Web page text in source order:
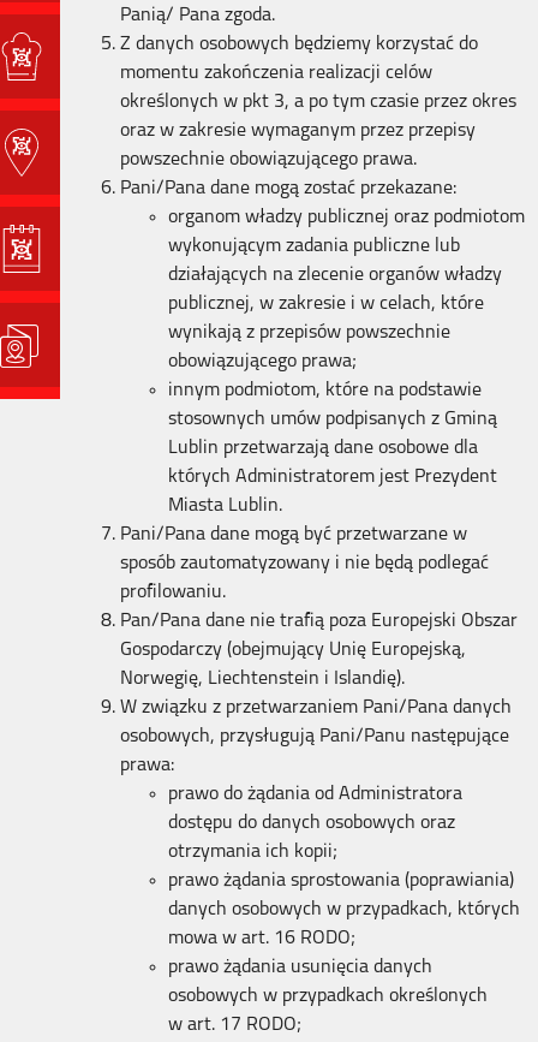
Panią/ Pana zgoda.
Z danych osobowych będziemy korzystać do
momentu zakończenia realizacji celów
określonych w pkt 3, a po tym czasie przez okres
oraz w zakresie wymaganym przez przepisy
powszechnie obowiązującego prawa.
Pani/Pana dane mogą zostać przekazane:
organom władzy publicznej oraz podmiotom
wykonującym zadania publiczne lub
działających na zlecenie organów władzy
publicznej, w zakresie i w celach, które
wynikają z przepisów powszechnie
obowiązującego prawa;
innym podmiotom, które na podstawie
stosownych umów podpisanych z Gminą
Lublin przetwarzają dane osobowe dla
których Administratorem jest Prezydent
Miasta Lublin.
Pani/Pana dane mogą być przetwarzane w
sposób zautomatyzowany i nie będą podlegać
profilowaniu.
Pan/Pana dane nie trafią poza Europejski Obszar
Gospodarczy (obejmujący Unię Europejską,
Norwegię, Liechtenstein i Islandię).
W związku z przetwarzaniem Pani/Pana danych
osobowych, przysługują Pani/Panu następujące
prawa:
prawo do żądania od Administratora
dostępu do danych osobowych oraz
otrzymania ich kopii;
prawo żądania sprostowania (poprawiania)
danych osobowych w przypadkach, których
mowa w art. 16 RODO;
prawo żądania usunięcia danych
osobowych w przypadkach określonych
w art. 17 RODO;